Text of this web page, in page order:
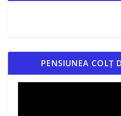
PENSIUNEA COLȚ